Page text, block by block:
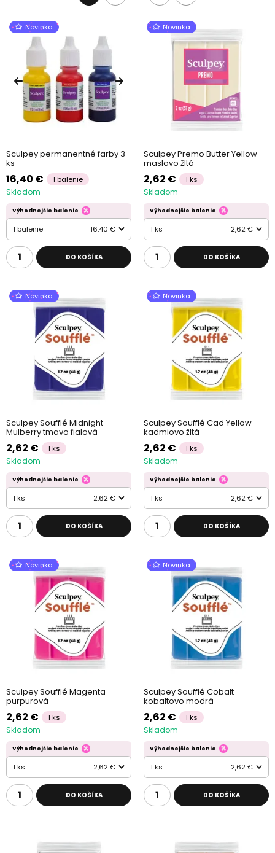
Novinka
Sculpey permanentné farby 3
ks
16,40 € 1 balenie
Skladom
Výhodnejšie balenie
1 balenie 16,40 €
DO KOŠÍKA
Novinka
Sculpey Premo Butter Yellow
maslovo žltá
2,62 € 1 ks
Skladom
Výhodnejšie balenie
1 ks 2,62 €
DO KOŠÍKA
Novinka
Sculpey Soufflé Midnight
Mulberry tmavo fialová
2,62 € 1 ks
Skladom
Výhodnejšie balenie
1 ks 2,62 €
DO KOŠÍKA
Novinka
Sculpey Soufflé Cad Yellow
kadmiovo žltá
2,62 € 1 ks
Skladom
Výhodnejšie balenie
1 ks 2,62 €
DO KOŠÍKA
Novinka
Sculpey Soufflé Magenta
purpurová
2,62 € 1 ks
Skladom
Výhodnejšie balenie
1 ks 2,62 €
DO KOŠÍKA
Novinka
Sculpey Soufflé Cobalt
kobaltovo modrá
2,62 € 1 ks
Skladom
Výhodnejšie balenie
1 ks 2,62 €
DO KOŠÍKA